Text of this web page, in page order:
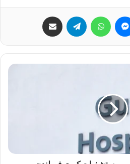
ماسنجر واتساب تيلقرام